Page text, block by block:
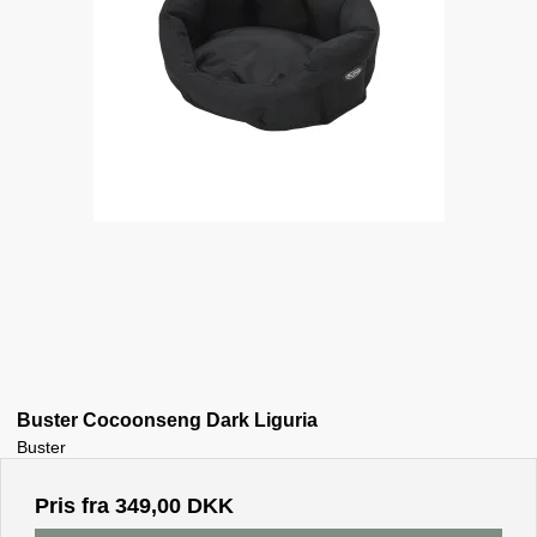
Buster Cocoonseng Dark Liguria
Buster
Pris fra 349,00 DKK